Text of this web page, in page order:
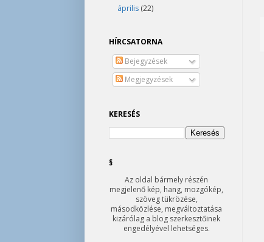
április (22)
HÍRCSATORNA
Bejegyzések
Megjegyzések
KERESÉS
§
Az oldal bármely részén
megjelenő kép, hang, mozgókép,
szöveg tükrözése,
másodközlése, megváltoztatása
kizárólag a blog szerkesztőinek
engedélyével lehetséges.